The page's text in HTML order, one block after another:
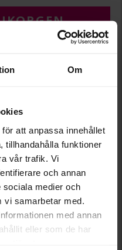
Om
att anpassa innehållet
tillhandahålla funktioner
vår trafik. Vi
och annan
sociala medier och
samarbetar med.
med annan
eller som de har
Guld